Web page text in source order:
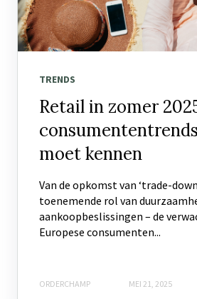
TRENDS
Retail in zomer
moet kennen
Van de opkomst van ‘trade-
toenemende rol van
aankoopbeslissingen – de
Europese consumenten...
ORDERCHAMP MEI 21, 2025